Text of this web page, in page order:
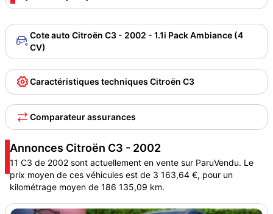
Cote auto Citroën C3 - 2002 - 1.1i Pack Ambiance (4
CV)
Caractéristiques techniques Citroën C3
Comparateur assurances
Annonces Citroën C3 - 2002
11 C3 de 2002 sont actuellement en vente sur ParuVendu. Le
prix moyen de ces véhicules est de 3 163,64 €, pour un
kilométrage moyen de 186 135,09 km.